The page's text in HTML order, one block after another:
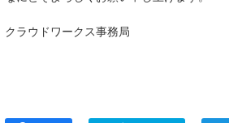
クラウドワークス事務局